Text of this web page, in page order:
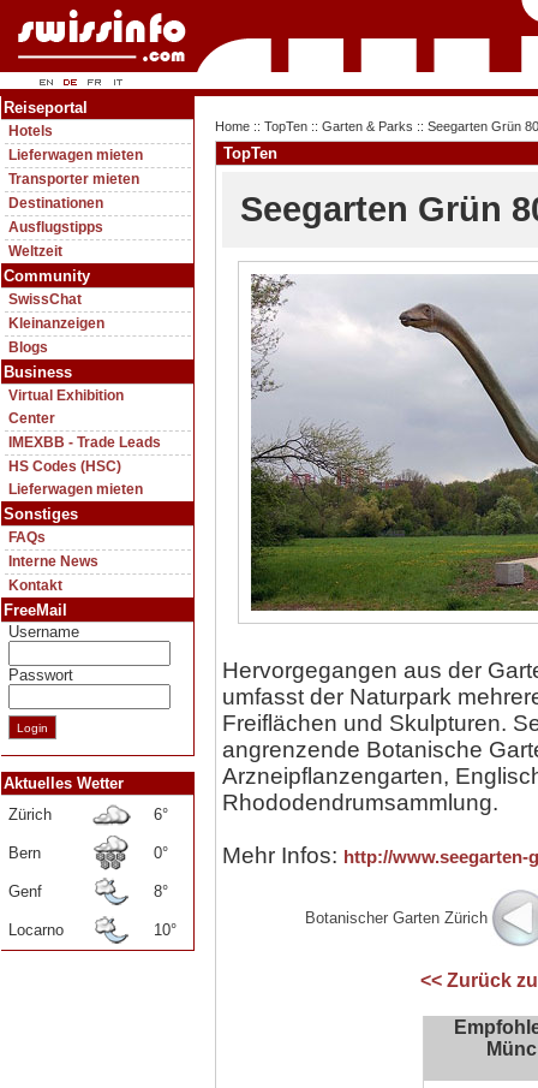
Reiseportal
Hotels
Lieferwagen mieten
Transporter mieten
Destinationen
Ausflugstipps
Weltzeit
Community
SwissChat
Kleinanzeigen
Blogs
Business
Virtual Exhibition
Center
IMEXBB - Trade Leads
HS Codes (HSC)
Lieferwagen mieten
Sonstiges
FAQs
Interne News
Kontakt
FreeMail
Username
Passwort
Aktuelles Wetter
Zürich
6°
Bern 0°
Genf 8°
Locarno 10°
Home :: TopTen :: Garten & Parks :: Seegarten Grün 80
TopTen
Seegarten Grün
Hervorgegangen aus der
umfasst der Naturpark
Freiflächen und Skulpturen.
angrenzende Botanische
Arzneipflanzengarten,
Rhododendrumsammlung.
Mehr Infos: http://www.seegarten-
Botanischer Garten Zürich
<< Zurück